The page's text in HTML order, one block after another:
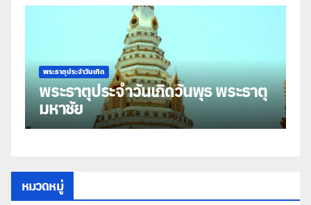
พระธาตุประจำวันเกิด
พระธาตุประจำวันเกิดวันพุธ พระธาตุ
มหาชัย
หมวดหมู่